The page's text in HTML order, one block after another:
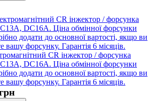
CR інжектор / форсунка
DC16A. Ціна обмінної форсунки
додати до основної вартості, якщо ви
вашу форсунку. Гарантія 6 місяців.